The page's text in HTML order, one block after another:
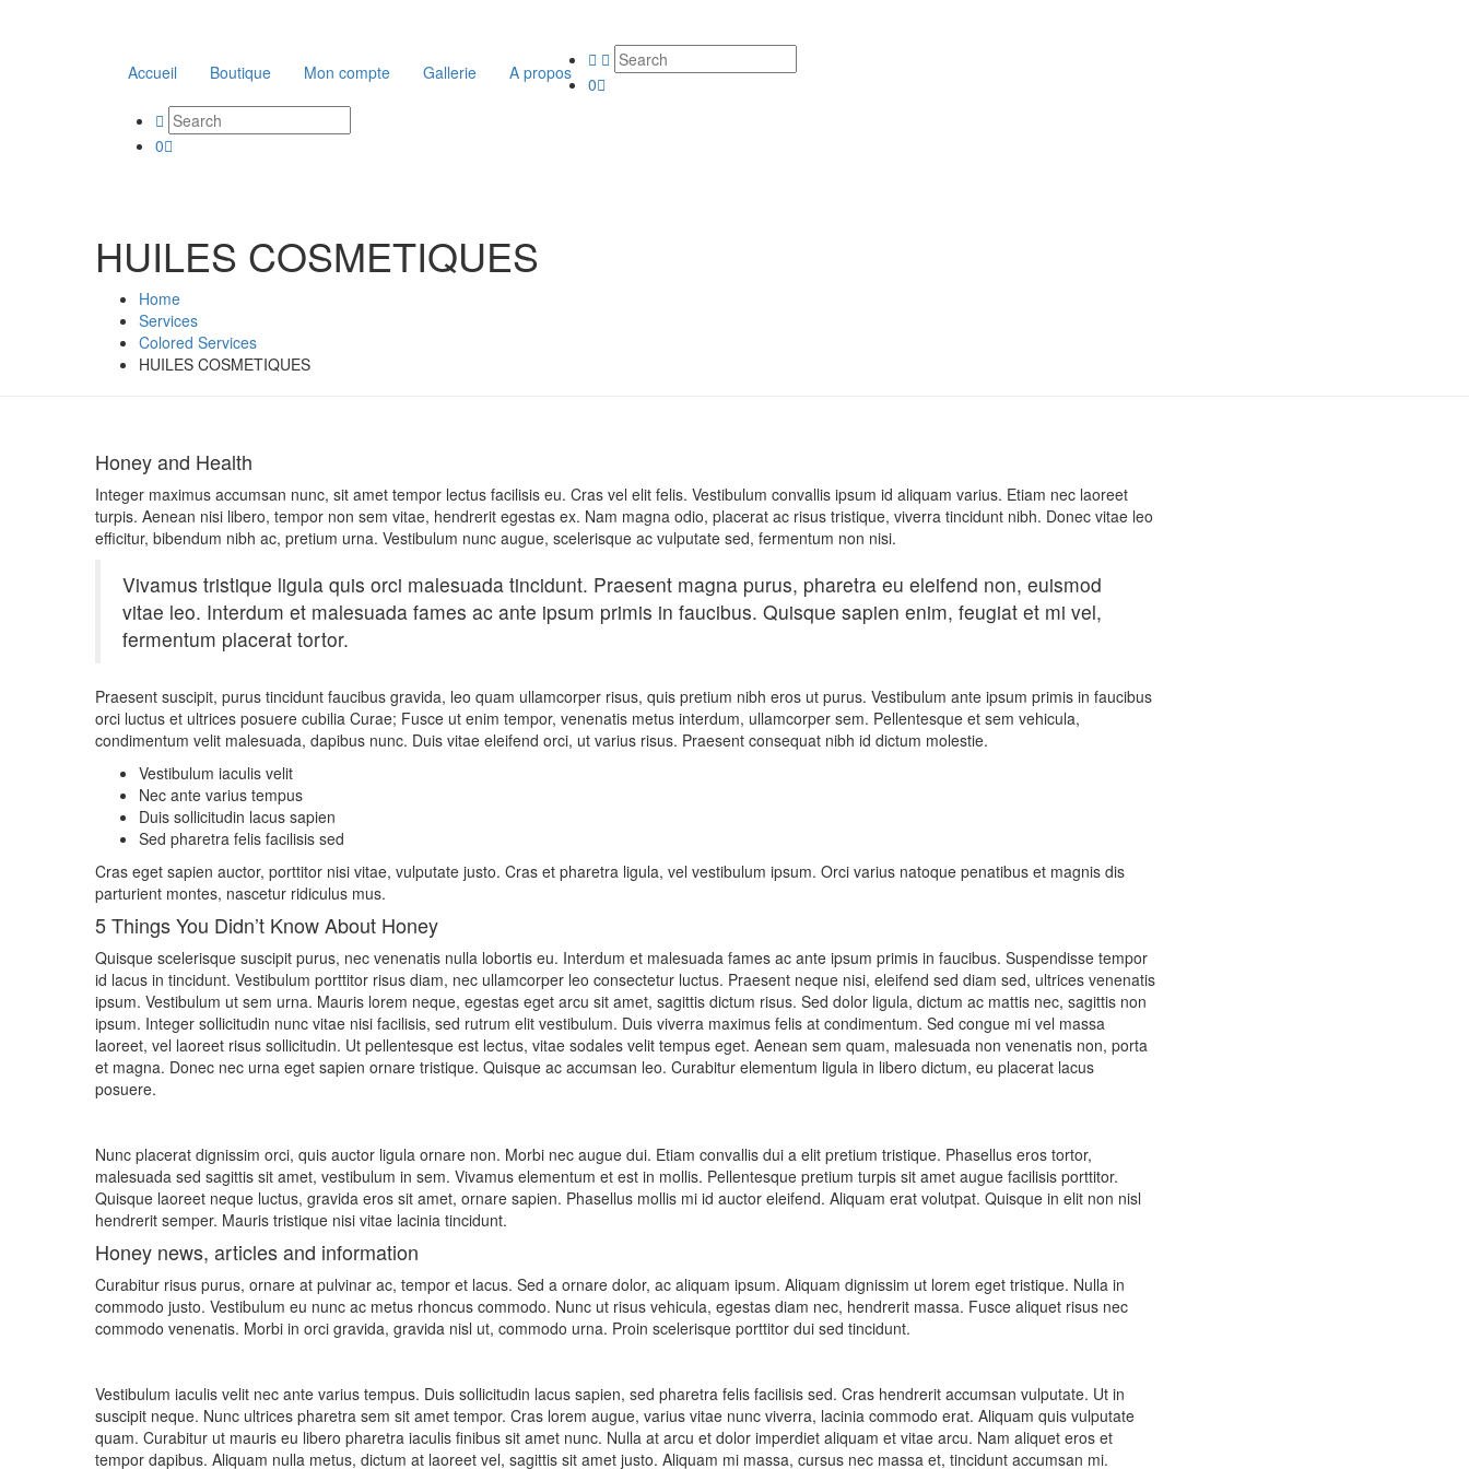
Accueil Boutique Mon compte Gallerie A propos
0
0
HUILES COSMETIQUES
Home
Services
Colored Services
HUILES COSMETIQUES
Honey and Health
Integer maximus accumsan nunc, sit amet tempor lectus facilisis eu. Cras vel elit felis. Vestibulum convallis ipsum id aliquam varius. Etiam nec laoreet
turpis. Aenean nisi libero, tempor non sem vitae, hendrerit egestas ex. Nam magna odio, placerat ac risus tristique, viverra tincidunt nibh. Donec vitae leo
efficitur, bibendum nibh ac, pretium urna. Vestibulum nunc augue, scelerisque ac vulputate sed, fermentum non nisi.
Vivamus tristique ligula quis orci malesuada tincidunt. Praesent magna purus, pharetra eu eleifend non, euismod
vitae leo. Interdum et malesuada fames ac ante ipsum primis in faucibus. Quisque sapien enim, feugiat et mi vel,
fermentum placerat tortor.
Praesent suscipit, purus tincidunt faucibus gravida, leo quam ullamcorper risus, quis pretium nibh eros ut purus. Vestibulum ante ipsum primis in faucibus
orci luctus et ultrices posuere cubilia Curae; Fusce ut enim tempor, venenatis metus interdum, ullamcorper sem. Pellentesque et sem vehicula,
condimentum velit malesuada, dapibus nunc. Duis vitae eleifend orci, ut varius risus. Praesent consequat nibh id dictum molestie.
Vestibulum iaculis velit
Nec ante varius tempus
Duis sollicitudin lacus sapien
Sed pharetra felis facilisis sed
Cras eget sapien auctor, porttitor nisi vitae, vulputate justo. Cras et pharetra ligula, vel vestibulum ipsum. Orci varius natoque penatibus et magnis dis
parturient montes, nascetur ridiculus mus.
5 Things You Didn’t Know About Honey
Quisque scelerisque suscipit purus, nec venenatis nulla lobortis eu. Interdum et malesuada fames ac ante ipsum primis in faucibus. Suspendisse tempor
id lacus in tincidunt. Vestibulum porttitor risus diam, nec ullamcorper leo consectetur luctus. Praesent neque nisi, eleifend sed diam sed, ultrices venenatis
ipsum. Vestibulum ut sem urna. Mauris lorem neque, egestas eget arcu sit amet, sagittis dictum risus. Sed dolor ligula, dictum ac mattis nec, sagittis non
ipsum. Integer sollicitudin nunc vitae nisi facilisis, sed rutrum elit vestibulum. Duis viverra maximus felis at condimentum. Sed congue mi vel massa
laoreet, vel laoreet risus sollicitudin. Ut pellentesque est lectus, vitae sodales velit tempus eget. Aenean sem quam, malesuada non venenatis non, porta
et magna. Donec nec urna eget sapien ornare tristique. Quisque ac accumsan leo. Curabitur elementum ligula in libero dictum, eu placerat lacus
posuere.
Nunc placerat dignissim orci, quis auctor ligula ornare non. Morbi nec augue dui. Etiam convallis dui a elit pretium tristique. Phasellus eros tortor,
malesuada sed sagittis sit amet, vestibulum in sem. Vivamus elementum et est in mollis. Pellentesque pretium turpis sit amet augue facilisis porttitor.
Quisque laoreet neque luctus, gravida eros sit amet, ornare sapien. Phasellus mollis mi id auctor eleifend. Aliquam erat volutpat. Quisque in elit non nisl
hendrerit semper. Mauris tristique nisi vitae lacinia tincidunt.
Honey news, articles and information
Curabitur risus purus, ornare at pulvinar ac, tempor et lacus. Sed a ornare dolor, ac aliquam ipsum. Aliquam dignissim ut lorem eget tristique. Nulla in
commodo justo. Vestibulum eu nunc ac metus rhoncus commodo. Nunc ut risus vehicula, egestas diam nec, hendrerit massa. Fusce aliquet risus nec
commodo venenatis. Morbi in orci gravida, gravida nisl ut, commodo urna. Proin scelerisque porttitor dui sed tincidunt.
Vestibulum iaculis velit nec ante varius tempus. Duis sollicitudin lacus sapien, sed pharetra felis facilisis sed. Cras hendrerit accumsan vulputate. Ut in
suscipit neque. Nunc ultrices pharetra sem sit amet tempor. Cras lorem augue, varius vitae nunc viverra, lacinia commodo erat. Aliquam quis vulputate
quam. Curabitur ut mauris eu libero pharetra iaculis finibus sit amet nunc. Nulla at arcu et dolor imperdiet aliquam et vitae arcu. Nam aliquet eros et
tempor dapibus. Aliquam nulla metus, dictum at laoreet vel, sagittis sit amet justo. Aliquam mi massa, cursus nec massa et, tincidunt accumsan mi.